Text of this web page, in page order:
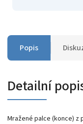
Popis
Detailní
Mražené palce (konce) z